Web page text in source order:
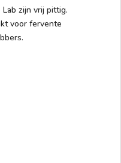
zijn vrij pittig.
voor fervente